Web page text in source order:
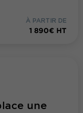
À PARTIR DE
1 890€ HT
une